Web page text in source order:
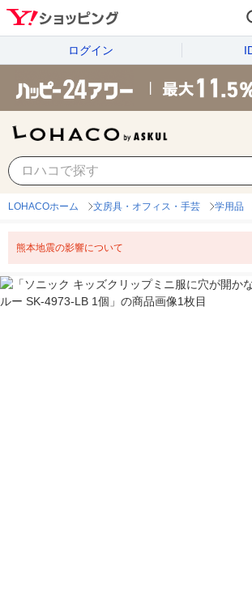
ログイン
LOHACOホーム 文房具・オフィス・手芸 学用品
熊本地震の影響について